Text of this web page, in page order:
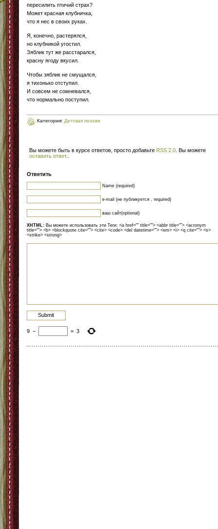
пересилить птичий страх?
Может красная клубничка,
что я нес в своих руках.
Я, конечно, растерялся,
но клубникой угостил.
Зяблик тут же расстарался,
красну ягоду вкусил.
Чтобы зяблик не смущался,
я тихонько отступил.
И совсем не сомневался,
что нормально поступил.
Категория: Детская поэзия
Вы можете быть в курсе ответов, просто добавьте RSS 2.0 . Вы можете
оставить ответ.
Ответить
Name (required)
e-mail (не публикуется , required)
ваш сайт(optional)
XHTML: Вы можете использовать эти Теги: <a href="" title=""> <abbr title=""> <acronym
title=""> <b> <blockquote cite=""> <cite> <code> <del datetime=""> <em> <i> <q cite=""> <s>
<strike> <strong>
9 − = 3